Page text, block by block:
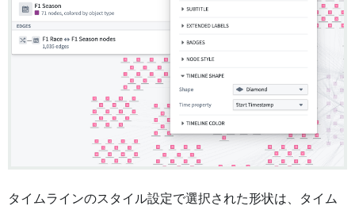
タイムラインのスタイル設定で選択された形状は、タイム